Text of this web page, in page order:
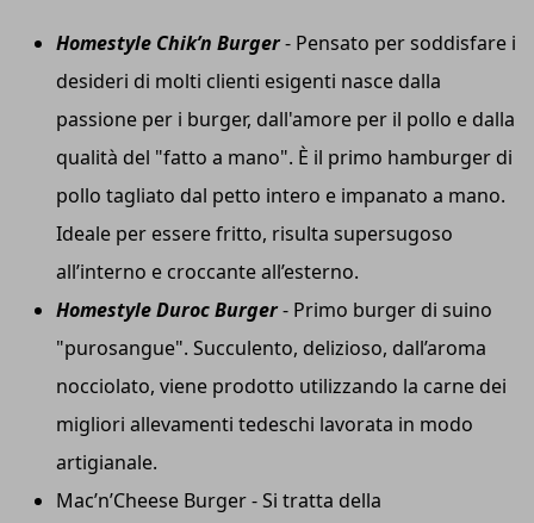
Homestyle Chik’n Burger- Pensato per soddisfare i
desideri di molti clienti esigenti nasce dalla
passione per i burger, dall'amore per il pollo e dalla
qualità del "fatto a mano". È il primo hamburger di
pollo tagliato dal petto intero e impanato a mano.
Ideale per essere fritto, risulta supersugoso
all’interno e croccante all’esterno.
Homestyle Duroc Burger- Primo burger di suino
"purosangue". Succulento, delizioso, dall’aroma
nocciolato, viene prodotto utilizzando la carne dei
migliori allevamenti tedeschi lavorata in modo
artigianale.
Mac’n’Cheese Burger - Si tratta della